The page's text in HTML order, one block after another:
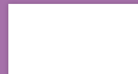
Panneau de gestion des cookies